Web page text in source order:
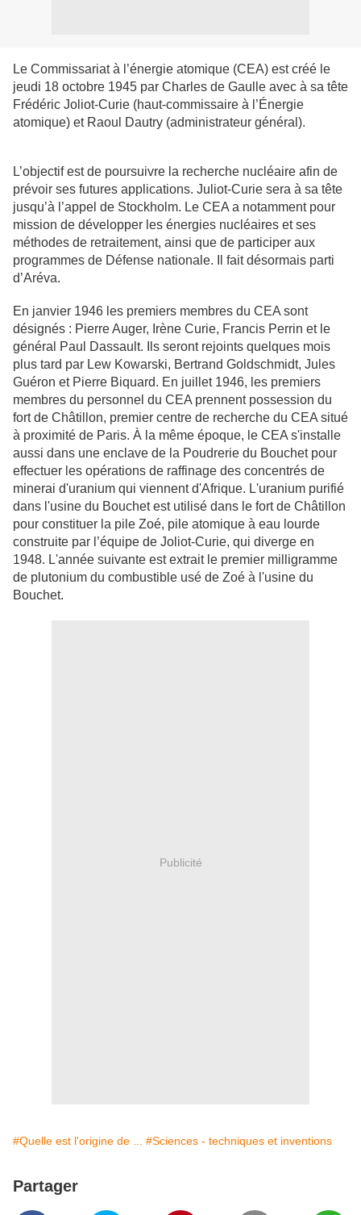
Le Commissariat à l’énergie atomique (CEA) est créé le
jeudi 18 octobre 1945 par Charles de Gaulle avec à sa tête
Frédéric Joliot-Curie (haut-commissaire à l’Énergie
atomique) et Raoul Dautry (administrateur général).
L’objectif est de poursuivre la recherche nucléaire afin de
prévoir ses futures applications. Juliot-Curie sera à sa tête
jusqu’à l’appel de Stockholm. Le CEA a notamment pour
mission de développer les énergies nucléaires et ses
méthodes de retraitement, ainsi que de participer aux
programmes de Défense nationale. Il fait désormais parti
d’Aréva.
En janvier 1946 les premiers membres du CEA sont
désignés : Pierre Auger, Irène Curie, Francis Perrin et le
général Paul Dassault. Ils seront rejoints quelques mois
plus tard par Lew Kowarski, Bertrand Goldschmidt, Jules
Guéron et Pierre Biquard. En juillet 1946, les premiers
membres du personnel du CEA prennent possession du
fort de Châtillon, premier centre de recherche du CEA situé
à proximité de Paris. À la même époque, le CEA s'installe
aussi dans une enclave de la Poudrerie du Bouchet pour
effectuer les opérations de raffinage des concentrés de
minerai d'uranium qui viennent d'Afrique. L'uranium purifié
dans l'usine du Bouchet est utilisé dans le fort de Châtillon
pour constituer la pile Zoé, pile atomique à eau lourde
construite par l’équipe de Joliot-Curie, qui diverge en
1948. L'année suivante est extrait le premier milligramme
de plutonium du combustible usé de Zoé à l'usine du
Bouchet.
Publicité
#Quelle est l'origine de ... #Sciences - techniques et inventions
Partager